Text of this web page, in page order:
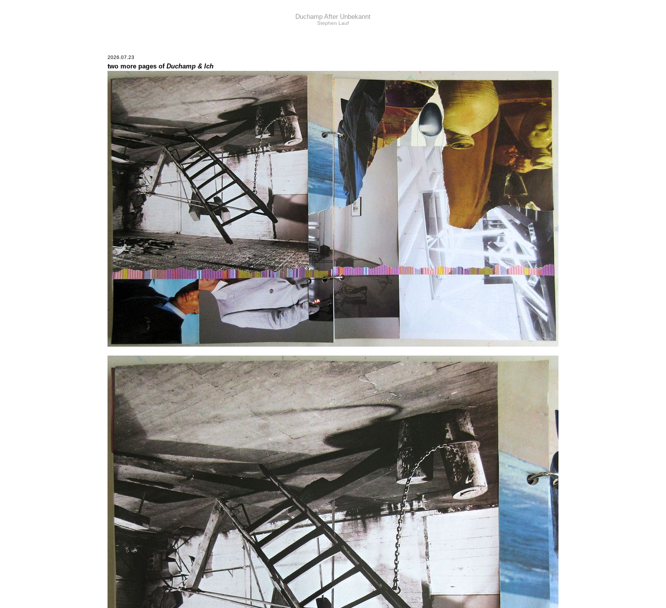
Duchamp After Unbekannt
Stephen Lauf
2026.07.23
two more pages of Duchamp & Ich